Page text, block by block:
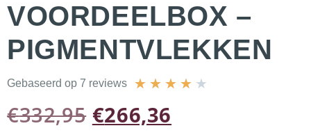
VOORDEELBOX –
PIGMENTVLEKKEN
Gebaseerd op 7 reviews ★ ★ ★ ★ ★
€332,95 €266,36